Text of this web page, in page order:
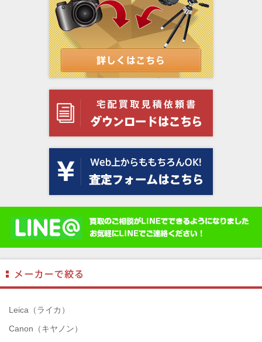
Leica（ライカ）
Canon（キヤノン）